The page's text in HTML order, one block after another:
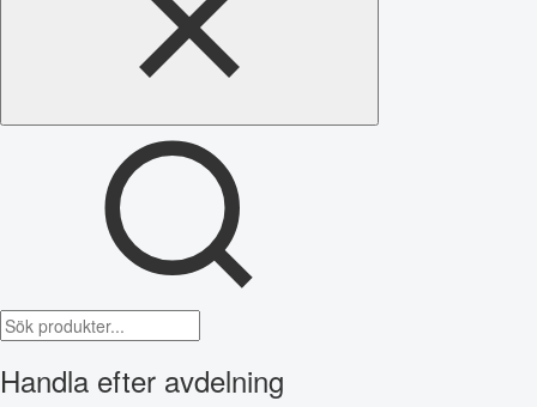
Handla efter avdelning